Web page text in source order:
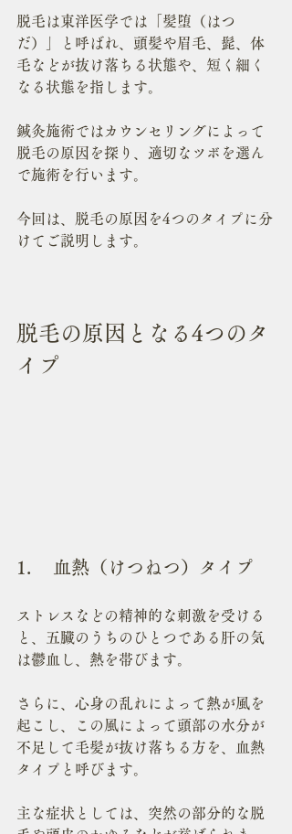
脱毛は東洋医学では「髪堕（はつ
だ）」と呼ばれ、頭髪や眉毛、髭、体
毛などが抜け落ちる状態や、短く細く
なる状態を指します。
鍼灸施術ではカウンセリングによって
脱毛の原因を探り、適切なツボを選ん
で施術を行います。
今回は、脱毛の原因を4つのタイプに分
けてご説明します。
脱毛の原因となる4つのタ
イプ
1.	血熱（けつねつ）タイプ
ストレスなどの精神的な刺激を受ける
と、五臓のうちのひとつである肝の気
は鬱血し、熱を帯びます。
さらに、心身の乱れによって熱が風を
起こし、この風によって頭部の水分が
不足して毛髪が抜け落ちる方を、血熱
タイプと呼びます。
主な症状としては、突然の部分的な脱